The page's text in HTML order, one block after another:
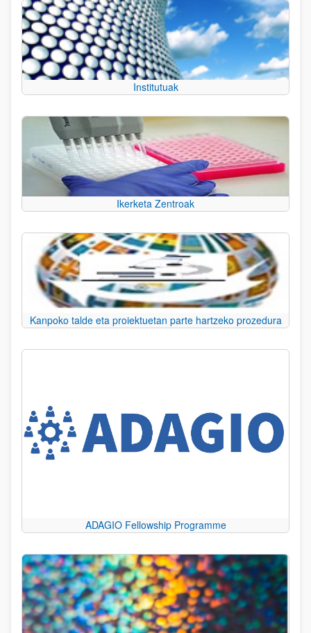
Institutuak
Ikerketa Zentroak
Kanpoko talde eta proiektuetan parte hartzeko prozedura
ADAGIO Fellowship Programme